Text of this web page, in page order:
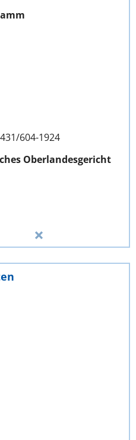
604-1924
Oberlandesgericht